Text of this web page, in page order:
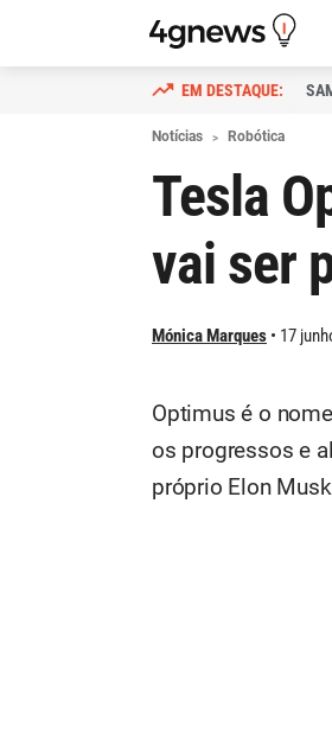
Notícias Robótica
Tesla
vai ser
Mónica Marques 17
Optimus é o
os progressos e
próprio Elon